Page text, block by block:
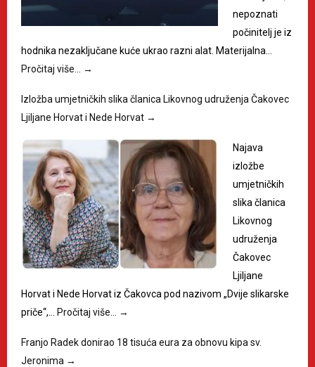
nepoznati
počinitelj je iz
hodnika nezaključane kuće ukrao razni alat. Materijalna…
Pročitaj više…
→
Izložba umjetničkih slika članica Likovnog udruženja Čakovec
Ljiljane Horvat i Nede Horvat →
Najava
izložbe
umjetničkih
slika članica
Likovnog
udruženja
Čakovec
Ljiljane
Horvat i Nede Horvat iz Čakovca pod nazivom „Dvije slikarske
priče“,…
Pročitaj više… →
Franjo Radek donirao 18 tisuća eura za obnovu kipa sv.
Jeronima →